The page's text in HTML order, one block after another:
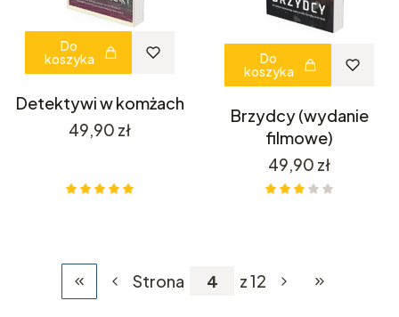
Do
koszyka
Detektywi w komżach
Cena
49,90 zł
Do
koszyka
Brzydcy (wydanie
filmowe)
Cena
49,90 zł
Wróć do pierwszej strony z produktami
Strona z 12 Przejdź do